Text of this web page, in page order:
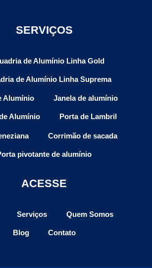
SERVIÇOS
de Alumínio Linha Gold
de Alumínio Linha Suprema
Alumínio Janela de alumínio
Alumínio Porta de Lambril
Corrimão de sacada
pivotante de alumínio
ACESSE
Serviços Quem Somos
Blog Contato